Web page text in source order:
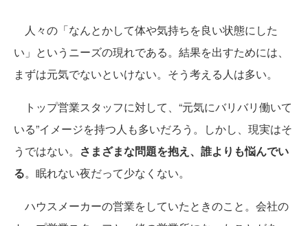
人々の「なんとかして体や気持ちを良い状態にした
い」というニーズの現れである。結果を出すためには、
まずは元気でないといけない。そう考える人は多い。
トップ営業スタッフに対して、“元気にバリバリ働いて
いる”イメージを持つ人も多いだろう。しかし、現実はそ
うではない。 さまざまな問題を抱え、誰よりも悩んでい
る。眠れない夜だって少なくない。
ハウスメーカーの営業をしていたときのこと。会社の